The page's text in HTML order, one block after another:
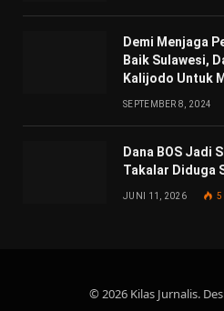
Demi Menjaga
Baik Sulawesi,
Kalijodo Untuk
SEPTEMBER 8, 2024
Dana BOS Jadi
Takalar Diduga
JUNI 11, 2026
© 2026 Kilas Jurnalis.